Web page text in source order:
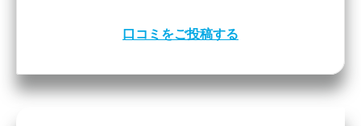
口コミをご投稿する